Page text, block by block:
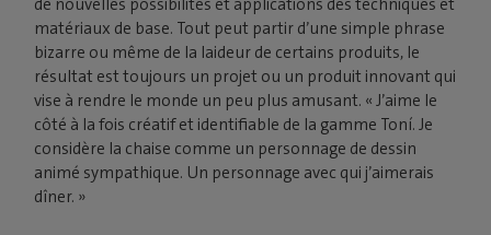
matériaux de base. Tout peut partir d’une simple phrase
bizarre ou même de la laideur de certains produits, le
résultat est toujours un projet ou un produit innovant qui
vise à rendre le monde un peu plus amusant. « J’aime le
côté à la fois créatif et identifiable de la gamme Toní. Je
considère la chaise comme un personnage de dessin
animé sympathique. Un personnage avec qui j’aimerais
dîner. »